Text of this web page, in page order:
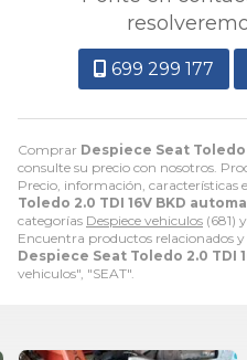
Comprar Despiece Seat Toledo
consulte su precio con nosotros.
Precio, información, características
Toledo 2.0 TDI 16V BKD
categorías Despiece vehiculos (681) y
Encuentra productos relacionados
Despiece Seat Toledo 2.0 TDI
vehiculos", "SEAT".
699 299 177